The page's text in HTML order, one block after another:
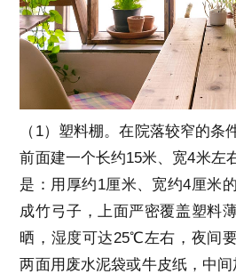
（1）塑料棚。在院落较窄的条
前面建一个长约15米、宽4米左
是：用厚约1厘米、宽约4厘米
成竹弓子，上面严密覆盖塑料
晒，湿度可达25℃左右，夜间
两面用废水泥袋或牛皮纸，中